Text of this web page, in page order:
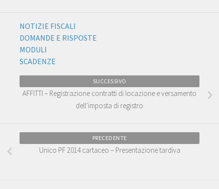
NOTIZIE FISCALI
DOMANDE E RISPOSTE
MODULI
SCADENZE
SUCCESSIVO
AFFITTI – Registrazione contratti di locazione e versamento
dell’imposta di registro
PRECEDENTE
Unico PF 2014 cartaceo – Presentazione tardiva